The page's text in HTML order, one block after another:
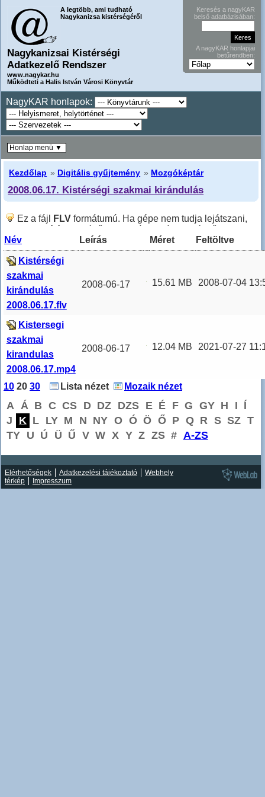
A legtöbb, ami tudható
Nagykanizsa kistérségéről
Nagykanizsai Kistérségi
Adatkezelő Rendszer
www.nagykar.hu
Működteti a Halis István Városi Könyvtár
Keresés a nagyKAR
belső adatbázisában:
A nagyKAR honlapjai
betűrendben:
NagyKAR honlapok:
Kezdőlap » Digitális gyűjtemény » Mozgóképtár
2008.06.17. Kistérségi szakmai kirándulás
Ez a fájl FLV formátumú. Ha gépe nem tudja lejátszani,
címsorába, így letöltés nélkül megtekintheti a videót.
Név Leírás Méret Feltöltve
Kistérségi
szakmai
kirándulás
2008.06.17.flv
2008-06-17
lejá...
15.61 MB 2008-07-04
Kistersegi
szakmai
kirandulas
2008.06.17.mp4
2008-06-17
Böngészőben
lejá...
12.04 MB 2021-07-27
10 20 30 Lista nézet Mozaik nézet
A Á B C CS D DZ DZS E É F G GY H I Í
J
K L LY M N NY O Ó Ö Ő P Q R S SZ T
TY U Ú Ü Ű V W X Y Z ZS # A-ZS
Honlap menü ▼
Elérhetőségek Adatkezelési tájékoztató
Webhely
térkép
Impresszum